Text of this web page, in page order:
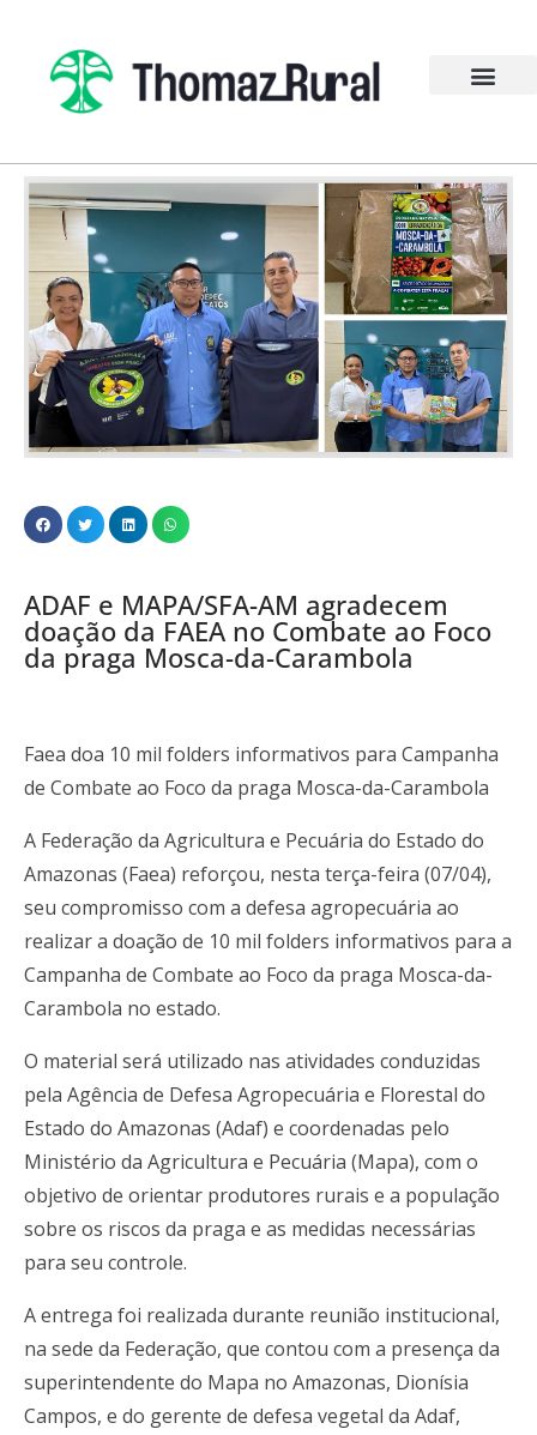
ADAF e MAPA/SFA-AM agradecem
doação da FAEA no Combate ao Foco
da praga Mosca-da-Carambola
Faea doa 10 mil folders informativos para Campanha
de Combate ao Foco da praga Mosca-da-Carambola
A Federação da Agricultura e Pecuária do Estado do
Amazonas (Faea) reforçou, nesta terça-feira (07/04),
seu compromisso com a defesa agropecuária ao
realizar a doação de 10 mil folders informativos para a
Campanha de Combate ao Foco da praga Mosca-da-
Carambola no estado.
O material será utilizado nas atividades conduzidas
pela Agência de Defesa Agropecuária e Florestal do
Estado do Amazonas (Adaf) e coordenadas pelo
Ministério da Agricultura e Pecuária (Mapa), com o
objetivo de orientar produtores rurais e a população
sobre os riscos da praga e as medidas necessárias
para seu controle.
A entrega foi realizada durante reunião institucional,
na sede da Federação, que contou com a presença da
superintendente do Mapa no Amazonas, Dionísia
Campos, e do gerente de defesa vegetal da Adaf,